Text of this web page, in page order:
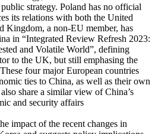
strategy. Poland has no official
its relations with both the United
Kingdom, a non-EU member, has
in “Integrated Review Refresh 2023:
and Volatile World”, defining
to the UK, but still emphasing the
four major European countries
ties to China, as well as their own
share a similar view of China’s
and security affairs
impact of the recent changes in